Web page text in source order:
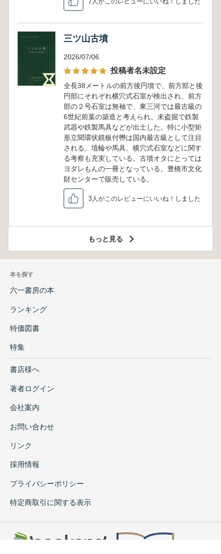
三ツ山古墳
2026/07/06
投稿者名未設定
全長38メートルの前方後円墳で、前方部と後
円部にそれぞれ横穴式石室が検出され、前方
部の２号石室は無袖で、東三河では最古級の
6世紀前葉の築造と考えられ、未盗掘で鉄製
武器や鉄製馬具などが出土した。特に小型矩
形立聞環状鏡板付轡は国内最古級として注目
される。埴輪や馬具、横穴式石室などに関す
る考察も充実している。古墳オタにとっては
ヨダレもんの一冊となっている。豊橋市文化
財センターで販売している。
3人がこのレビューにいいね！しました
もっと見る
本を探す
六一書房の本
ランキング
特価図書
特集
書店様へ
著者ログイン
会社案内
お問い合わせ
リンク
採用情報
プライバシーポリシー
特定商取引に関する表示